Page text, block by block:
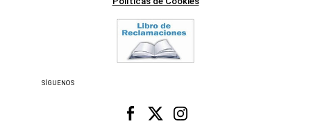
SÍGUENOS